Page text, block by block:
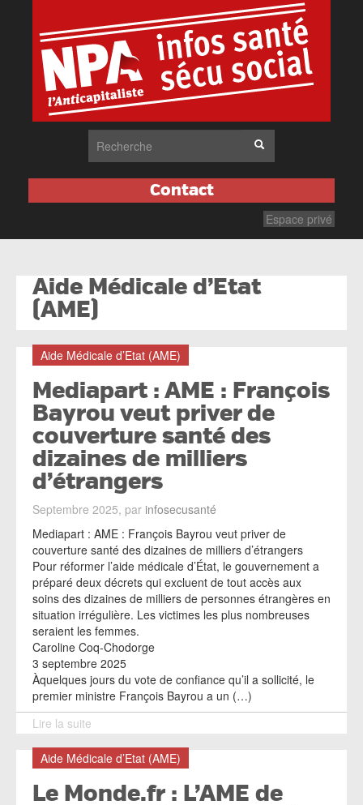
Contact
Espace privé
Aide Médicale d’Etat
(AME)
Aide Médicale d’Etat (AME)
Mediapart : AME : François
Bayrou veut priver de
couverture santé des
dizaines de milliers
d’étrangers
Septembre 2025, par infosecusanté
Mediapart : AME : François Bayrou veut priver de
couverture santé des dizaines de milliers d’étrangers
Pour réformer l’aide médicale d’État, le gouvernement a
préparé deux décrets qui excluent de tout accès aux
soins des dizaines de milliers de personnes étrangères en
situation irrégulière. Les victimes les plus nombreuses
seraient les femmes.
Caroline Coq-Chodorge
3 septembre 2025
Àquelques jours du vote de confiance qu’il a sollicité, le
premier ministre François Bayrou a un (…)
Lire la suite
Aide Médicale d’Etat (AME)
Le Monde.fr : L’AME de